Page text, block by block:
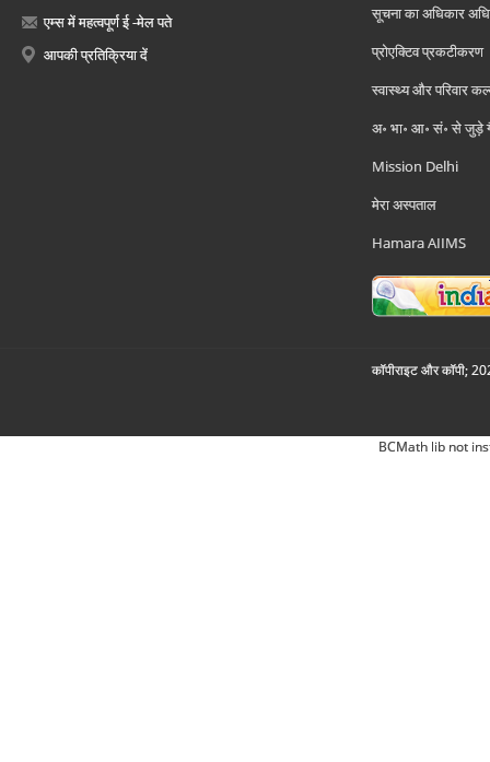
एम्स में महत्वपूर्ण ई -मेल पते
आपकी प्रतिक्रिया दें
सूचना का अधिकार
प्रोएक्टिव प्रकटीकरण
स्वास्थ्य और परिवार
अ॰ भा॰ आ॰ सं॰ से जुड़े
Mission Delhi
मेरा अस्पताल
Hamara AIIMS
कॉपीराइट और कॉपी;
BCMath lib not